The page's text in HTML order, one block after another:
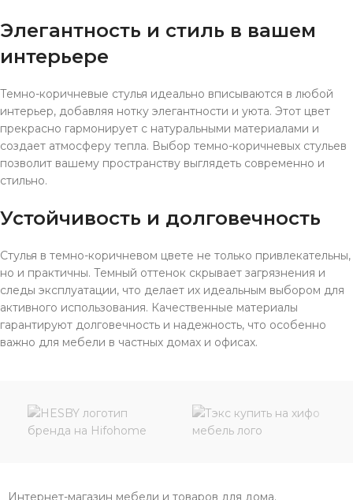
Элегантность и стиль в вашем
интерьере
Темно-коричневые стулья идеально вписываются в любой
интерьер, добавляя нотку элегантности и уюта. Этот цвет
прекрасно гармонирует с натуральными материалами и
создает атмосферу тепла. Выбор темно-коричневых стульев
позволит вашему пространству выглядеть современно и
стильно.
Устойчивость и долговечность
Стулья в темно-коричневом цвете не только привлекательны,
но и практичны. Темный оттенок скрывает загрязнения и
следы эксплуатации, что делает их идеальным выбором для
активного использования. Качественные материалы
гарантируют долговечность и надежность, что особенно
важно для мебели в частных домах и офисах.
Интернет-магазин мебели и товаров для дома.